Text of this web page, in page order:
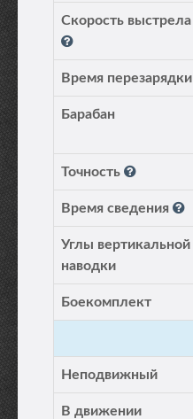
Скорость выстрела
Время перезарядки
Барабан
Точность
Время сведения
Углы вертикальной
наводки
Боекомплект
Неподвижный
В движении